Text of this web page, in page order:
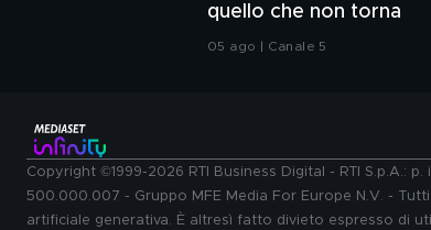
quello che non torna
05 ago | Canale 5
Copyright ©1999-2026 RTI Business Digital - RTI S.p.A.:
500.000.007 - Gruppo MFE Media For Europe N.V. -
artificiale generativa. È altresì fatto divieto espresso di